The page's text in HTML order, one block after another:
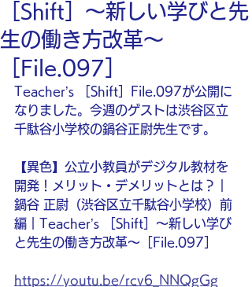
［Shift］〜新しい学びと先
生の働き方改革〜
［File.097］
Teacher’s ［Shift］File.097が公開に
なりました。今週のゲストは渋谷区立
千駄谷小学校の鍋谷正尉先生です。
【異色】公立小教員がデジタル教材を
開発！メリット・デメリットとは？｜
鍋谷 正尉（渋谷区立千駄谷小学校）前
編｜Teacher’s ［Shift］〜新しい学び
と先生の働き方改革〜［File.097］
https://youtu.be/rcv6_NNQgGg